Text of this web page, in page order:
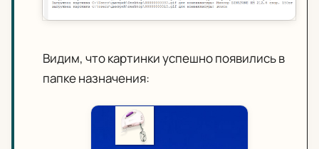
Видим, что картинки успешно появились в
папке назначения: